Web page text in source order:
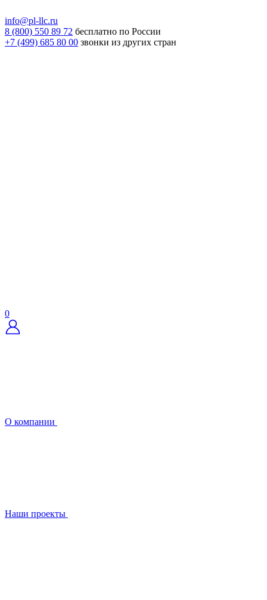
info@pl-llc.ru
8 (800) 550 89 72 бесплатно по России
+7 (499) 685 80 00 звонки из других стран
0
О компании
Наши проекты